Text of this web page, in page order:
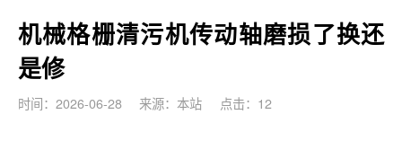
机械格栅清污机传动轴磨损了换还
是修
时间：2026-06-28 来源：本站 点击：12